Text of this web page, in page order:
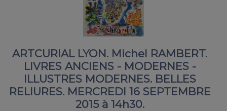
ARTCURIAL LYON. Michel RAMBERT.
LIVRES ANCIENS - MODERNES -
ILLUSTRES MODERNES. BELLES
RELIURES. MERCREDI 16 SEPTEMBRE
2015 à 14h30.